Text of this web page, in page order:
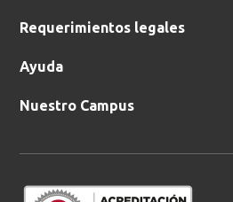
Requerimientos legales
Ayuda
Nuestro Campus